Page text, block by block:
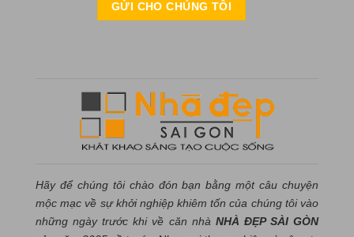
Hãy để chúng tôi chào đón bạn bằng một câu chuyện
mộc mạc về sự khởi nghiệp khiêm tốn của chúng tôi vào
những ngày trước khi về căn nhà NHÀ ĐẸP SÀI GÒN